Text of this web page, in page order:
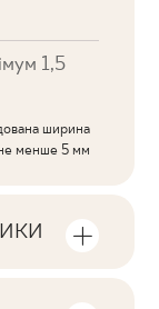
1,5
ширина
менше 5 мм